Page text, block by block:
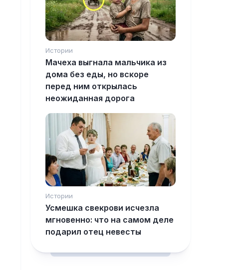
Истории
Мачеха выгнала мальчика из
дома без еды, но вскоре
перед ним открылась
неожиданная дорога
Истории
Усмешка свекрови исчезла
мгновенно: что на самом деле
подарил отец невесты